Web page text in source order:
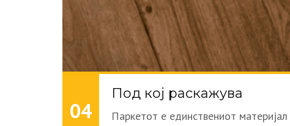
04
Под кој раскажува
Паркетот е единствениот